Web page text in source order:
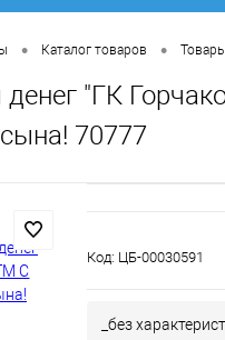
• Каталог товаров •
денег "ГК
70777
Код: ЦБ-00030591
_без